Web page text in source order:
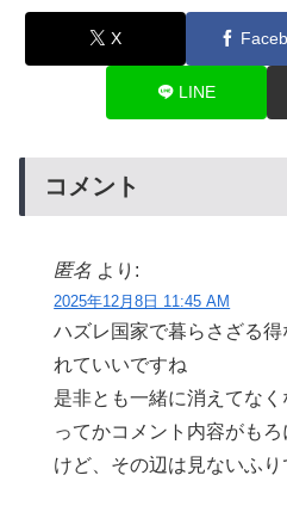
X
LINE
コメント
匿名 より:
2025年12月8日 11:45 AM
ハズレ国家で暮らさざる
れていいですね
是非とも一緒に消えてな
ってかコメント内容がも
けど、その辺は見ないふり